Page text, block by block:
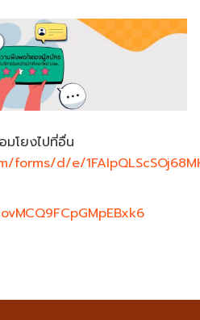
มโยงไปที่อื่น
d/e/